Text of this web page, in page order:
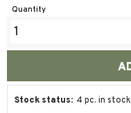
Quantity
Stock status 4 pc. in stock